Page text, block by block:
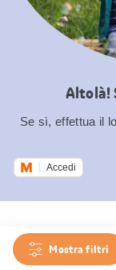
Altolà!
Se sì, effettua il
Accedi
Mostra filtri